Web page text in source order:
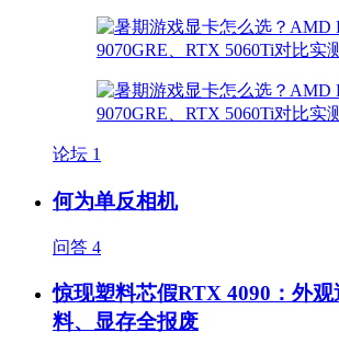
论坛 1
何为单反相机
问答 4
惊现塑料芯假RTX 4090：外
料、显存全报废